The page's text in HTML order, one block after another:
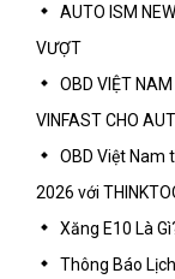
AUTO ISM
VƯỢT
OBD VIỆT
VINFAST CHO
OBD Việt Nam
2026 với
Xăng E10 Là
Thông Báo